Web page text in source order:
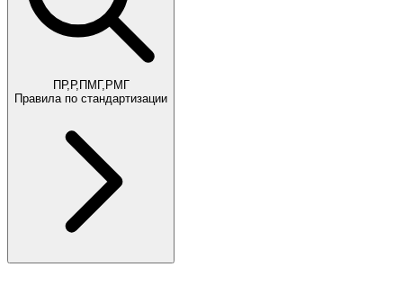
ПР,Р,ПМГ,РМГ
Правила по стандартизации